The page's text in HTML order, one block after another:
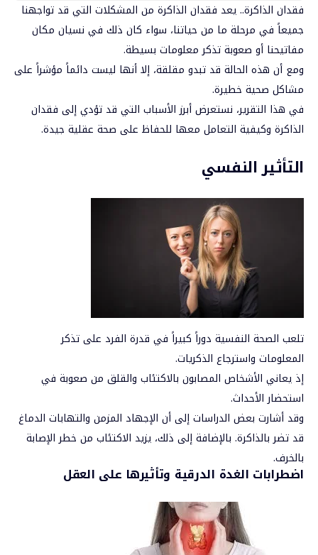
فقدان الذاكرة.. يعد فقدان الذاكرة من المشكلات التي قد تواجهنا
جميعاً في مرحلة ما من حياتنا، سواء كان ذلك في نسيان مكان
مفاتيحنا أو صعوبة تذكر معلومات بسيطة.
ومع أن هذه الحالة قد تبدو مقلقة، إلا أنها ليست دائماً مؤشراً على
مشاكل صحية خطيرة.
في هذا التقرير، نستعرض أبرز الأسباب التي قد تؤدي إلى فقدان
الذاكرة وكيفية التعامل معها للحفاظ على صحة عقلية جيدة.
التأثير النفسي
تلعب الصحة النفسية دوراً كبيراً في قدرة الفرد على تذكر
المعلومات واسترجاع الذكريات.
إذ يعاني الأشخاص المصابون بالاكتئاب والقلق من صعوبة في
استحضار الأحداث.
وقد أشارت بعض الدراسات إلى أن الإجهاد المزمن والتهابات الدماغ
قد تضر بالذاكرة. بالإضافة إلى ذلك، يزيد الاكتئاب من خطر الإصابة
بالخرف.
اضطرابات الغدة الدرقية وتأثيرها على العقل